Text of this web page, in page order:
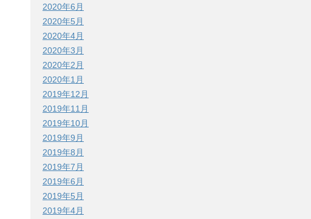
2020年6月
2020年5月
2020年4月
2020年3月
2020年2月
2020年1月
2019年12月
2019年11月
2019年10月
2019年9月
2019年8月
2019年7月
2019年6月
2019年5月
2019年4月